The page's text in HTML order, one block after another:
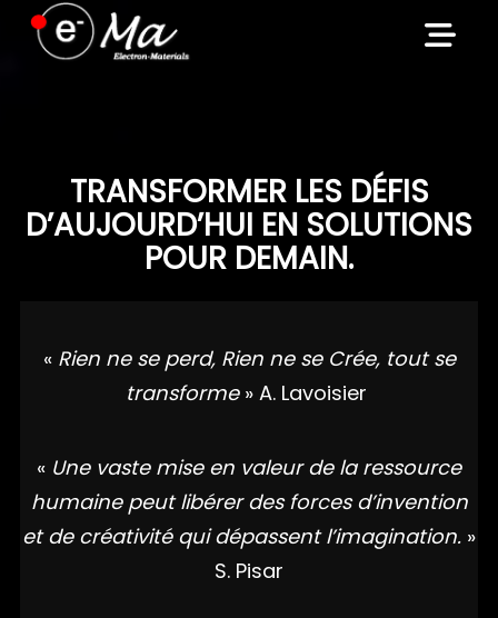
Skip
TRANSFORMER LES DÉFIS
D’AUJOURD’HUI EN SOLUTIONS
POUR DEMAIN.
« Rien ne se perd, Rien ne se Crée, tout se
transforme » A. Lavoisier
« Une vaste mise en valeur de la ressource
humaine peut libérer des forces d’invention
et de créativité qui dépassent l’imagination. »
S. Pisar